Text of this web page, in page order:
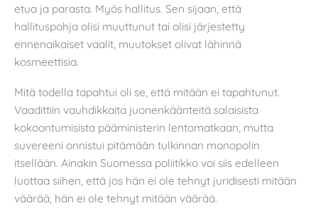
etua ja parasta. Myös hallitus. Sen sijaan, että
hallituspohja olisi muuttunut tai olisi järjestetty
ennenaikaiset vaalit, muutokset olivat lähinnä
kosmeettisia.
Mitä todella tapahtui oli se, että mitään ei tapahtunut.
Vaadittiin vauhdikkaita juonenkäänteitä salaisista
kokoontumisista pääministerin lentomatkaan, mutta
suvereeni onnistui pitämään tulkinnan monopolin
itsellään. Ainakin Suomessa poliitikko voi siis edelleen
luottaa siihen, että jos hän ei ole tehnyt juridisesti mitään
väärää, hän ei ole tehnyt mitään väärää.